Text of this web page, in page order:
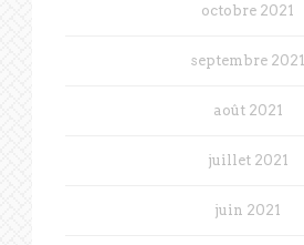
octobre 2021
septembre 2021
août 2021
juillet 2021
juin 2021